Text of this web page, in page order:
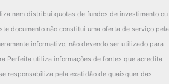
nem distribui quotas de fundos de investimento ou
documento não constitui uma oferta de serviço pela
informativo, não devendo ser utilizado para
Perfeita utiliza informações de fontes que acredita
responsabiliza pela exatidão de quaisquer das